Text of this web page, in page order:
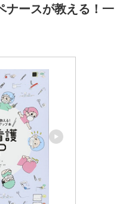
ースが教える！一